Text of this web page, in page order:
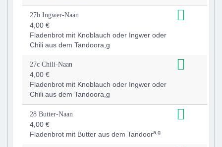
27b Ingwer-Naan
4,00 €
Fladenbrot mit Knoblauch oder Ingwer oder
Chili aus dem Tandoora,g
27c Chili-Naan
4,00 €
Fladenbrot mit Knoblauch oder Ingwer oder
Chili aus dem Tandoora,g
28 Butter-Naan
4,00 €
Fladenbrot mit Butter aus dem Tandoora,g